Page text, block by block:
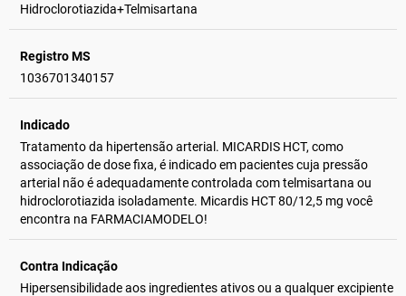
Hidroclorotiazida+Telmisartana
Registro MS
1036701340157
Indicado
Tratamento da hipertensão arterial. MICARDIS HCT, como
associação de dose fixa, é indicado em pacientes cuja pressão
arterial não é adequadamente controlada com telmisartana ou
hidroclorotiazida isoladamente. Micardis HCT 80/12,5 mg você
encontra na FARMACIAMODELO!
Contra Indicação
Hipersensibilidade aos ingredientes ativos ou a qualquer excipiente